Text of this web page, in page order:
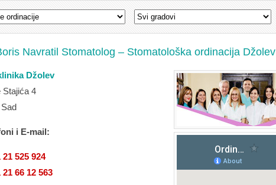
Navratil Stomatolog – Stomatološka ordinacija Džolev
Džolev
Stajića 4
i E-mail:
21 525 924
21 66 12 563